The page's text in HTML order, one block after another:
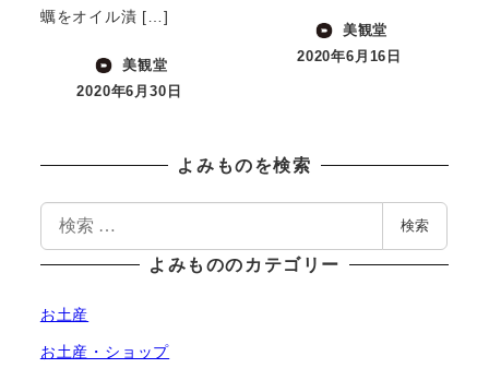
蠣をオイル漬 […]
美観堂
投稿日
2020年6月30日
美観堂
投稿日
2020年6月16日
よみものを検索
検索
よみもののカテゴリー
お土産
お土産・ショップ